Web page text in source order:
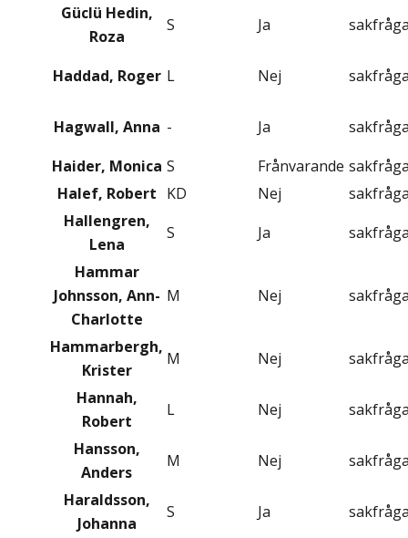
Güclü Hedin,
Roza
S Ja
Haddad, Roger L Nej
Hagwall, Anna - Ja
Haider, Monica S Frånvarande
Halef, Robert KD Nej
Hallengren,
Lena
S Ja
Hammar
Johnsson, Ann-
Charlotte
M Nej
Hammarbergh,
Krister
M Nej
Hannah,
Robert
L Nej
Hansson,
Anders
M Nej
Haraldsson,
Johanna
S Ja